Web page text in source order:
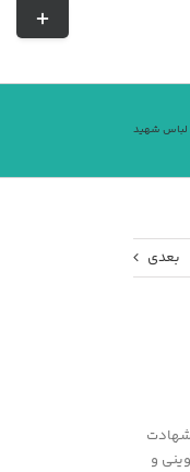
لباس شهید
بعدی
و
تغییر
نوار